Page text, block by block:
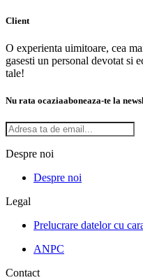
Client
O experienta uimitoare, cea
gasesti un personal devotat si
tale!
Nu rata ocaziaaboneaza-te la
Despre noi
Despre noi
Legal
Prelucrare datelor cu
ANPC
Contact